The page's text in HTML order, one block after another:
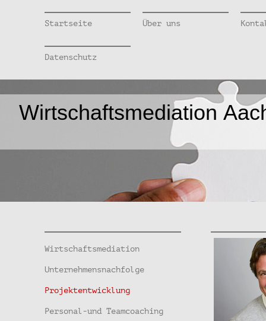
Startseite Über uns
Datenschutz
Wirtschaftsmediation
Wirtschaftsmediation
Unternehmensnachfolge
Projektentwicklung
Personal-und Teamcoaching